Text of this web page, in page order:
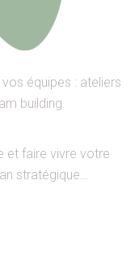
équipes : ateliers
building.
et faire vivre votre
stratégique…